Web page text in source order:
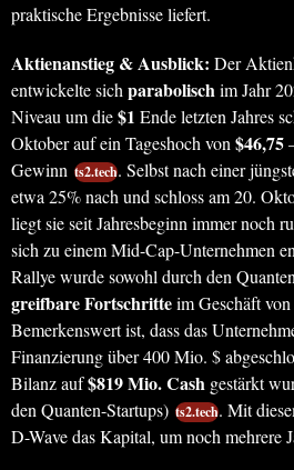
praktische Ergebnisse liefert.
Aktienanstieg & Ausblick: Der
entwickelte sich parabolischim Jahr
Niveau um die$1 Ende letzten Jahres
Oktober auf ein Tageshoch von $46,75
Gewinn ts2.tech. Selbst nach einer
etwa 25% nach und schloss am 20.
liegt sie seit Jahresbeginn immer noch
sich zu einem Mid-Cap-Unternehmen
Rallye wurde sowohl durch den
greifbare Fortschritteim Geschäft
Bemerkenswert ist, dass das
Finanzierung über 400 Mio. $
Bilanz auf$819 Mio. Cash gestärkt
den Quanten-Startups) ts2.tech. Mit
D-Wave das Kapital, um noch mehrere